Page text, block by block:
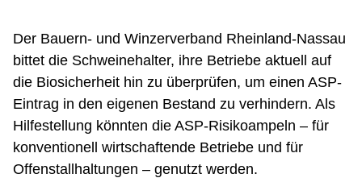
Der Bauern- und Winzerverband Rheinland-Nassau
bittet die Schweinehalter, ihre Betriebe aktuell auf
die Biosicherheit hin zu überprüfen, um einen ASP-
Eintrag in den eigenen Bestand zu verhindern. Als
Hilfestellung könnten die ASP-Risikoampeln – für
konventionell wirtschaftende Betriebe und für
Offenstallhaltungen – genutzt werden.